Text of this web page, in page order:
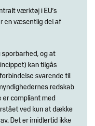
værktøj i EU’s
en væsentlig del af
sporbarhed, og at
kan tilgås
svarende til
redskab
compliant med
ved kun at dække
Det er imidlertid ikke